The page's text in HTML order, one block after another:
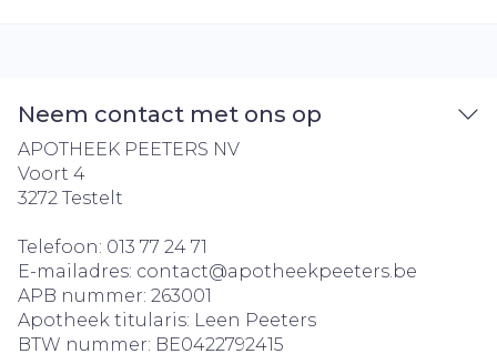
Neem contact met ons op
APOTHEEK PEETERS NV
Voort 4
3272 Testelt
Telefoon: 013 77 24 71
E-mailadres: contact@apotheekpeeters.be
APB nummer: 263001
Apotheek titularis: Leen Peeters
BTW nummer: BE0422792415